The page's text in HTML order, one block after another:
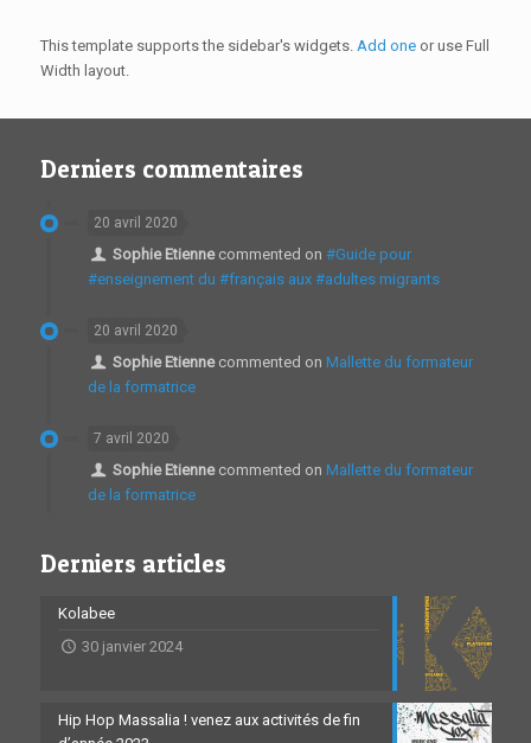
This template supports the sidebar's widgets. Add oneor use Full
Width layout.
Derniers commentaires
20 avril 2020
Sophie Etiennecommented on #Guide pour
#enseignement du #français aux #adultes migrants
20 avril 2020
Sophie Etiennecommented on Mallette du formateur
de la formatrice
7 avril 2020
Sophie Etiennecommented on Mallette du formateur
de la formatrice
Derniers articles
Kolabee
30 janvier 2024
Hip Hop Massalia ! venez aux activités de fin